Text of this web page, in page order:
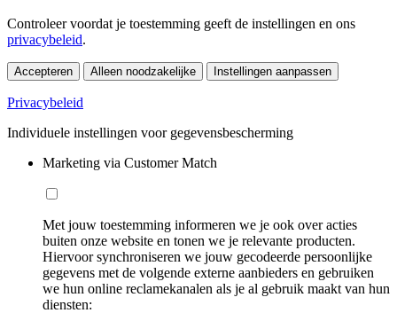
Controleer voordat je toestemming geeft de instellingen en ons
privacybeleid.
Accepteren Alleen noodzakelijke Instellingen aanpassen
Privacybeleid
Individuele instellingen voor gegevensbescherming
Marketing via Customer Match
Met jouw toestemming informeren we je ook over acties
buiten onze website en tonen we je relevante producten.
Hiervoor synchroniseren we jouw gecodeerde persoonlijke
gegevens met de volgende externe aanbieders en gebruiken
we hun online reclamekanalen als je al gebruik maakt van hun
diensten: